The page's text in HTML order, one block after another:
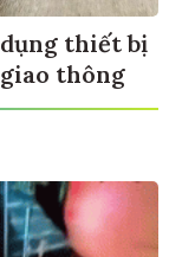
thiết bị
thông